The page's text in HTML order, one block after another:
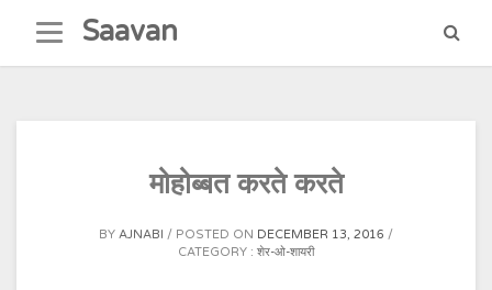
content
Saavan
मोहोब्बत करते करते
BY AJNABI POSTED ON DECEMBER 13, 2016
CATEGORY : शेर-ओ-शायरी